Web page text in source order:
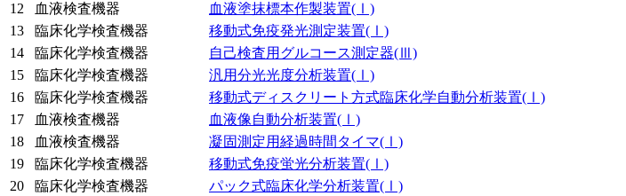
12
血液検査機器 血液塗抹標本作製装置(Ⅰ)
13
臨床化学検査機器 移動式免疫発光測定装置(Ⅰ)
14
臨床化学検査機器 自己検査用グルコース測定器(Ⅲ)
15
臨床化学検査機器 汎用分光光度分析装置(Ⅰ)
16
臨床化学検査機器 移動式ディスクリート方式臨床化学自動分析装置(Ⅰ)
17
血液検査機器 血液像自動分析装置(Ⅰ)
18
血液検査機器 凝固測定用経過時間タイマ(Ⅰ)
19
臨床化学検査機器 移動式免疫蛍光分析装置(Ⅰ)
20
臨床化学検査機器 パック式臨床化学分析装置(Ⅰ)